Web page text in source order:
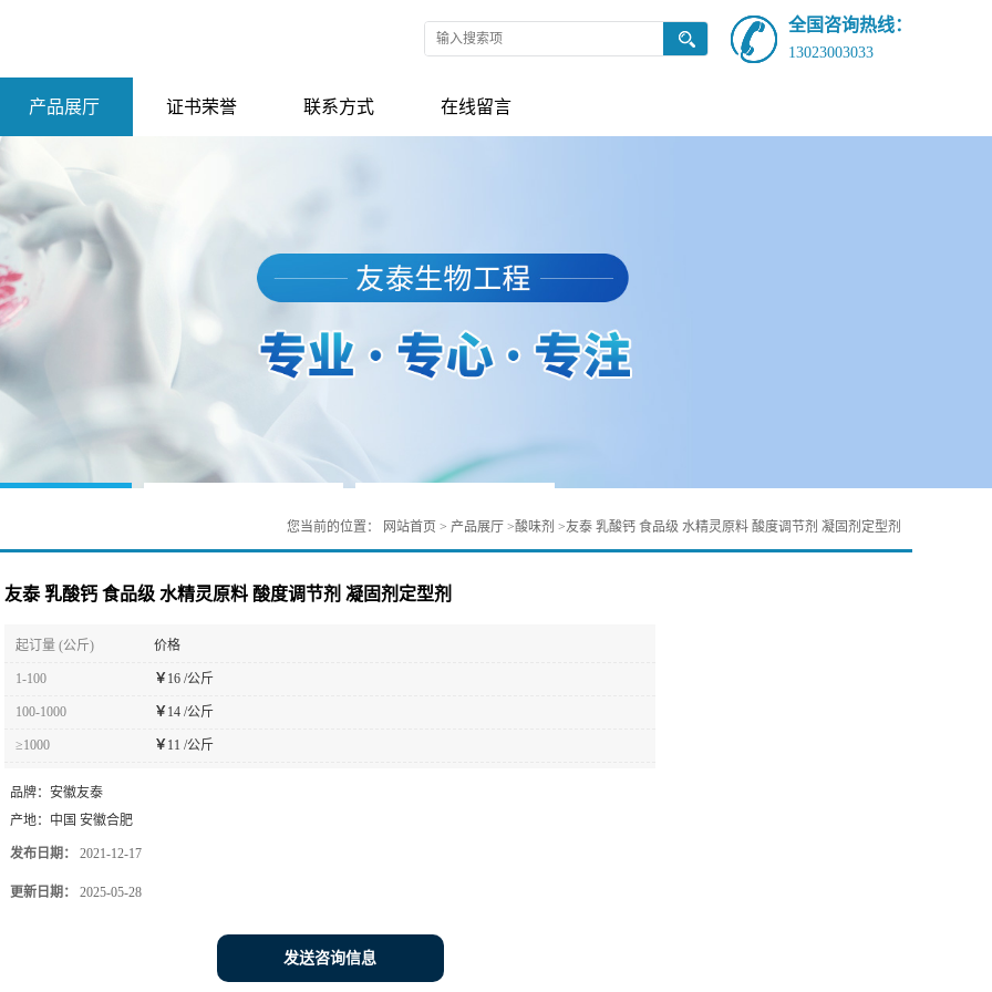
全国咨询热线：
13023003033
产品展厅 证书荣誉 联系方式 在线留言
您当前的位置： 网站首页 > 产品展厅 >酸味剂 >友泰 乳酸钙 食品级 水精灵原料 酸度调节剂 凝固剂定型剂
友泰 乳酸钙 食品级 水精灵原料 酸度调节剂 凝固剂定型剂
起订量 (公斤) 价格
1-100 ￥16 /公斤
100-1000 ￥14 /公斤
≥1000 ￥11 /公斤
品牌： 安徽友泰
产地： 中国 安徽合肥
发布日期： 2021-12-17
更新日期： 2025-05-28
发送咨询信息